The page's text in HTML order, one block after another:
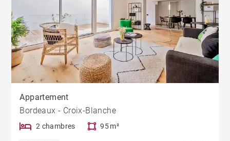
Appartement
Bordeaux - Croix-Blanche
2 chambres 95 m²